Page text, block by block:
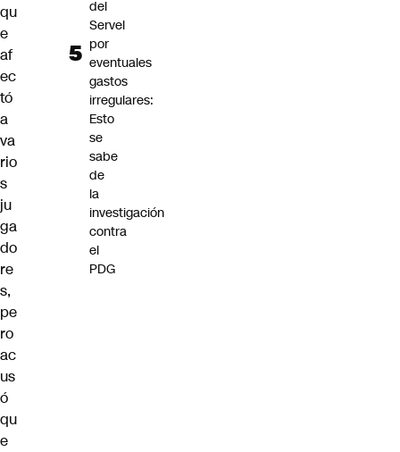
qu
e
af
ec
tó
a
va
rio
s
ju
ga
do
re
s,
pe
ro
ac
us
ó
qu
e
del
Servel
por
eventuales
gastos
irregulares:
Esto
se
sabe
de
la
investigación
contra
el
PDG